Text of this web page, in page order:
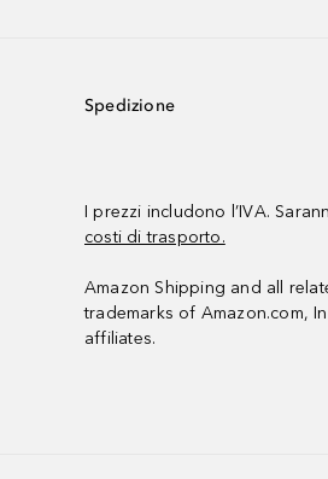
Spedizione
I prezzi includono l’IVA.
costi di trasporto.
Amazon Shipping and all
trademarks of Amazon.com,
affiliates.